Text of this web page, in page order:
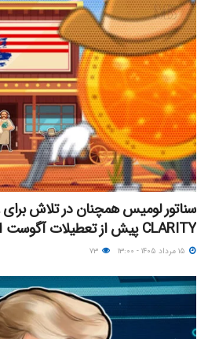
سناتور لومیس همچنان در تلاش برای
CLARITY پیش از تعطیلات آگوست است